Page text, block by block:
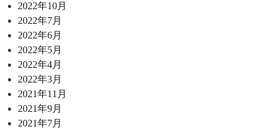
2022年10月
2022年7月
2022年6月
2022年5月
2022年4月
2022年3月
2021年11月
2021年9月
2021年7月